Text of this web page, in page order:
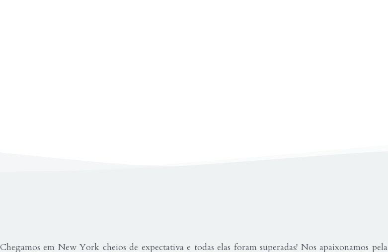
Chegamos em New York cheios de expectativa e todas elas foram superadas! Nos apaixonamos pela